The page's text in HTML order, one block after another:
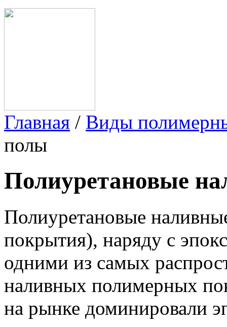
Главная / Виды
полы
Полиуретановые
Полиуретановые
покрытия), наряду с
одними из самых
наливных полимерных
на рынке доминировали